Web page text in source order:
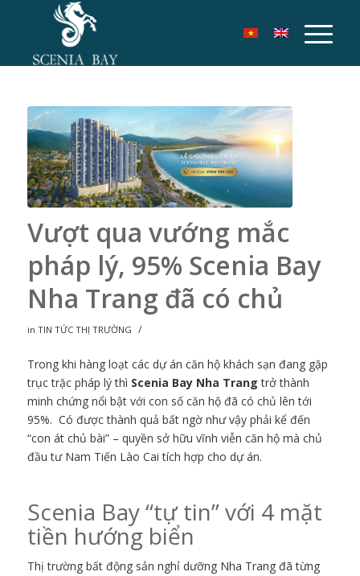
Vượt qua vướng mắc
pháp lý, 95% Scenia Bay
Nha Trang đã có chủ
in TIN TỨC THỊ TRƯỜNG /
Trong khi hàng loạt các dự án căn hộ khách sạn đang gặp
trục trặc pháp lý thì Scenia Bay Nha Trang trở thành
minh chứng nổi bật với con số căn hộ đã có chủ lên tới
95%. Có được thành quả bất ngờ như vậy phải kể đến
“con át chủ bài” – quyền sở hữu vĩnh viễn căn hộ mà chủ
đầu tư Nam Tiến Lào Cai tích hợp cho dự án.
Scenia Bay “tự tin” với 4 mặt
tiền hướng biển
Thị trường bất động sản nghỉ dưỡng Nha Trang đã từng